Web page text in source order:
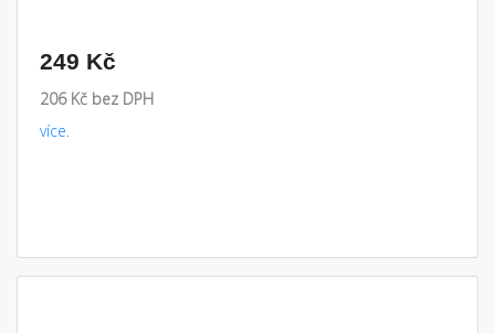
249 Kč
206 Kč bez DPH
více.